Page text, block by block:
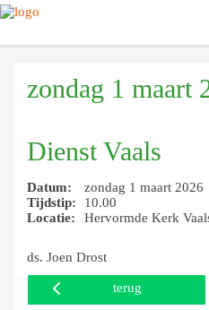
zondag 1 maart
Dienst Vaals
Datum:
zondag 1 maart 2026
Tijdstip:
10.00
Locatie:
Hervormde Kerk
ds. Joen Drost
terug